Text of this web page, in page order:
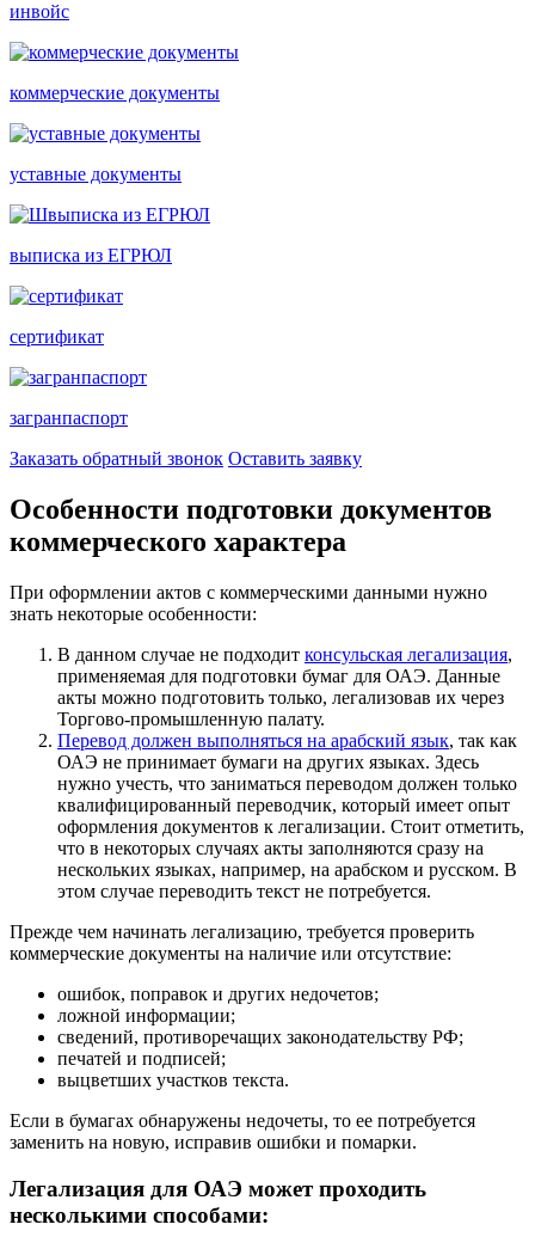
инвойс
коммерческие документы
уставные документы
выписка из ЕГРЮЛ
сертификат
загранпаспорт
Заказать обратный звонок Оставить заявку
Особенности подготовки документов
коммерческого характера
При оформлении актов с коммерческими данными нужно
знать некоторые особенности:
В данном случае не подходит консульская легализация,
применяемая для подготовки бумаг для ОАЭ. Данные
акты можно подготовить только, легализовав их через
Торгово-промышленную палату.
Перевод должен выполняться на арабский язык, так как
ОАЭ не принимает бумаги на других языках. Здесь
нужно учесть, что заниматься переводом должен только
квалифицированный переводчик, который имеет опыт
оформления документов к легализации. Стоит отметить,
что в некоторых случаях акты заполняются сразу на
нескольких языках, например, на арабском и русском. В
этом случае переводить текст не потребуется.
Прежде чем начинать легализацию, требуется проверить
коммерческие документы на наличие или отсутствие:
ошибок, поправок и других недочетов;
ложной информации;
сведений, противоречащих законодательству РФ;
печатей и подписей;
выцветших участков текста.
Если в бумагах обнаружены недочеты, то ее потребуется
заменить на новую, исправив ошибки и помарки.
Легализация для ОАЭ может проходить
несколькими способами: